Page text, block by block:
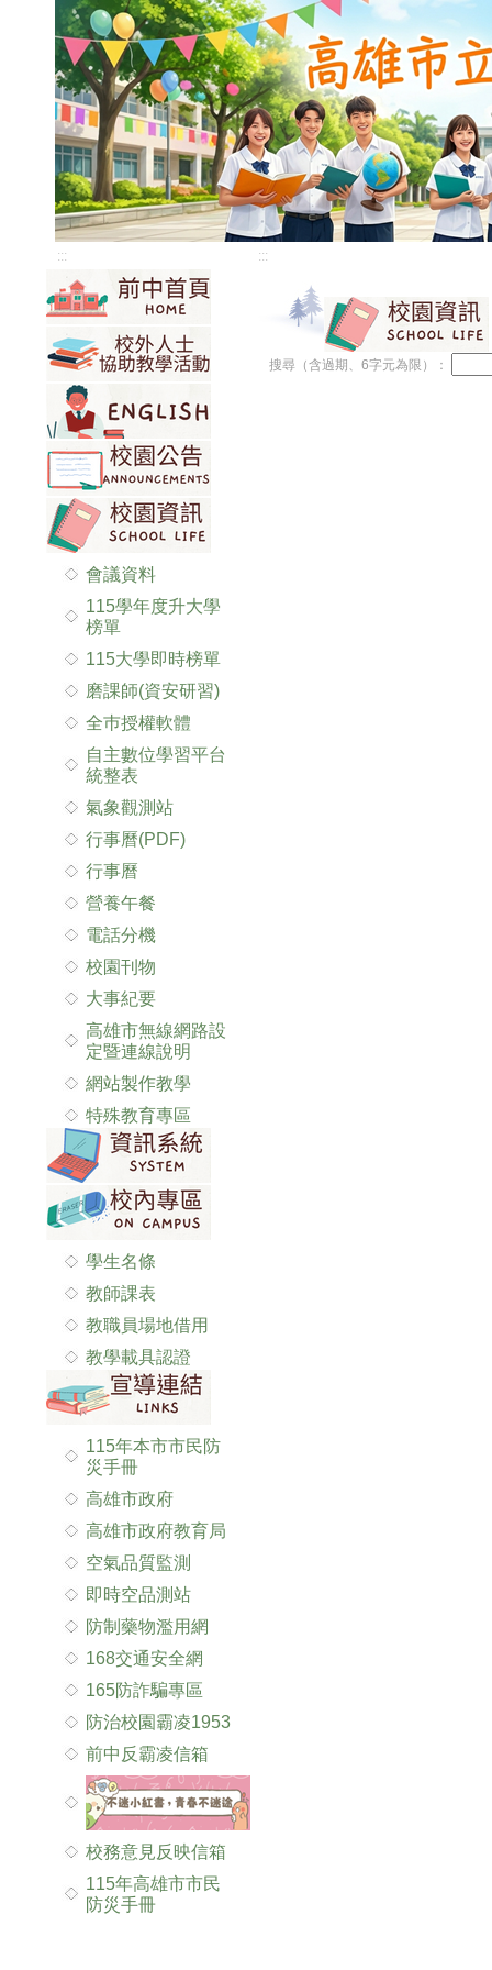
:::
會議資料
115學年度升大學
榜單
115大學即時榜單
磨課師(資安研習)
全巿授權軟體
自主數位學習平台
統整表
氣象觀測站
行事曆(PDF)
行事曆
營養午餐
電話分機
校園刊物
大事紀要
高雄市無線網路設
定暨連線說明
網站製作教學
特殊教育專區
學生名條
教師課表
教職員場地借用
教學載具認證
115年本市市民防
災手冊
高雄市政府
高雄市政府教育局
空氣品質監測
即時空品測站
防制藥物濫用網
168交通安全網
165防詐騙專區
防治校園霸凌1953
前中反霸凌信箱
校務意見反映信箱
115年高雄市市民
防災手冊
:::
搜尋（含過期、6字元為限）：